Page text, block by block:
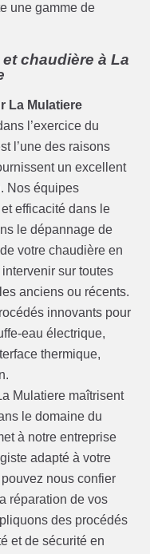
une gamme de
chaudière à La
La Mulatiere
l’exercice du
l’une des raisons
un excellent
Nos équipes
efficacité dans le
le dépannage de
votre chaudière en
sur toutes
anciens ou récents.
innovants pour
eau électrique,
thermique,
Mulatiere maîtrisent
le domaine du
à notre entreprise
adapté à votre
nous confier
réparation de vos
des procédés
et de sécurité en